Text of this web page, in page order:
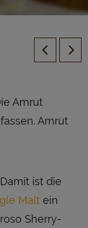
Amrut
Amrut
ist die
Malt ein
Sherry-